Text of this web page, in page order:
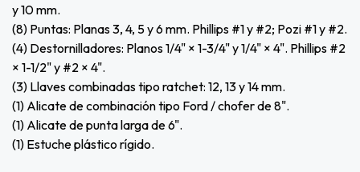
y 10 mm.
(8) Puntas: Planas 3, 4, 5 y 6 mm. Phillips #1 y #2; Pozi #1 y #2.
(4) Destornilladores: Planos 1/4" × 1-3/4" y 1/4" × 4". Phillips #2
× 1-1/2" y #2 × 4".
(3) Llaves combinadas tipo ratchet: 12, 13 y 14 mm.
(1) Alicate de combinación tipo Ford / chofer de 8".
(1) Alicate de punta larga de 6".
(1) Estuche plástico rígido.